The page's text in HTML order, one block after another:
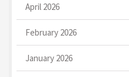
April 2026
February 2026
January 2026